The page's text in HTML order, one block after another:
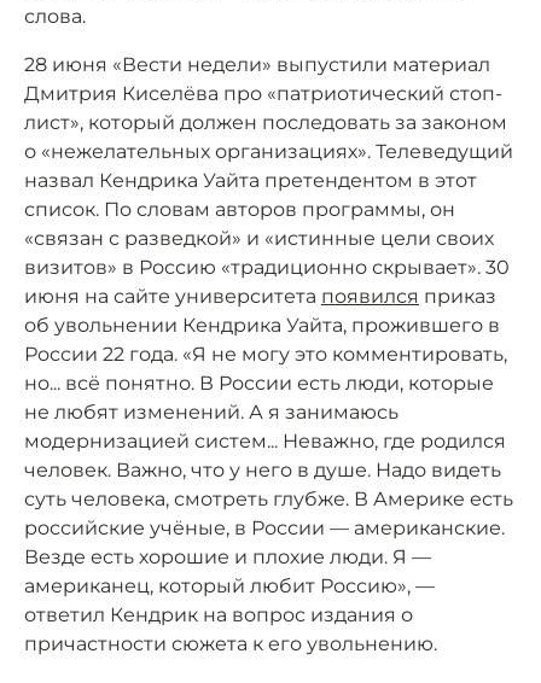
слова.
28 июня «Вести недели» выпустили материал
Дмитрия Киселёва про «патриотический стоп-
лист», который должен последовать за законом
о «нежелательных организациях». Телеведущий
назвал Кендрика Уайта претендентом в этот
список. По словам авторов программы, он
«связан с разведкой» и «истинные цели своих
визитов» в Россию «традиционно скрывает». 30
июня на сайте университета появился приказ
об увольнении Кендрика Уайта, прожившего в
России 22 года. «Я не могу это комментировать,
но... всё понятно. В России есть люди, которые
не любят изменений. А я занимаюсь
модернизацией систем... Неважно, где родился
человек. Важно, что у него в душе. Надо видеть
суть человека, смотреть глубже. В Америке есть
российские учёные, в России — американские.
Везде есть хорошие и плохие люди. Я —
американец, который любит Россию», —
ответил Кендрик на вопрос издания о
причастности сюжета к его увольнению.